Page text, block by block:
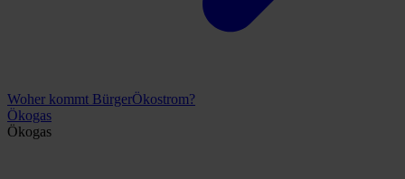
Woher kommt BürgerÖkostrom?
Ökogas
Ökogas